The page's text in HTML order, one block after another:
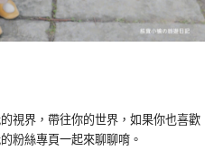
視界，帶往你的世界，如果你也喜歡
粉絲專頁一起來聊聊唷。